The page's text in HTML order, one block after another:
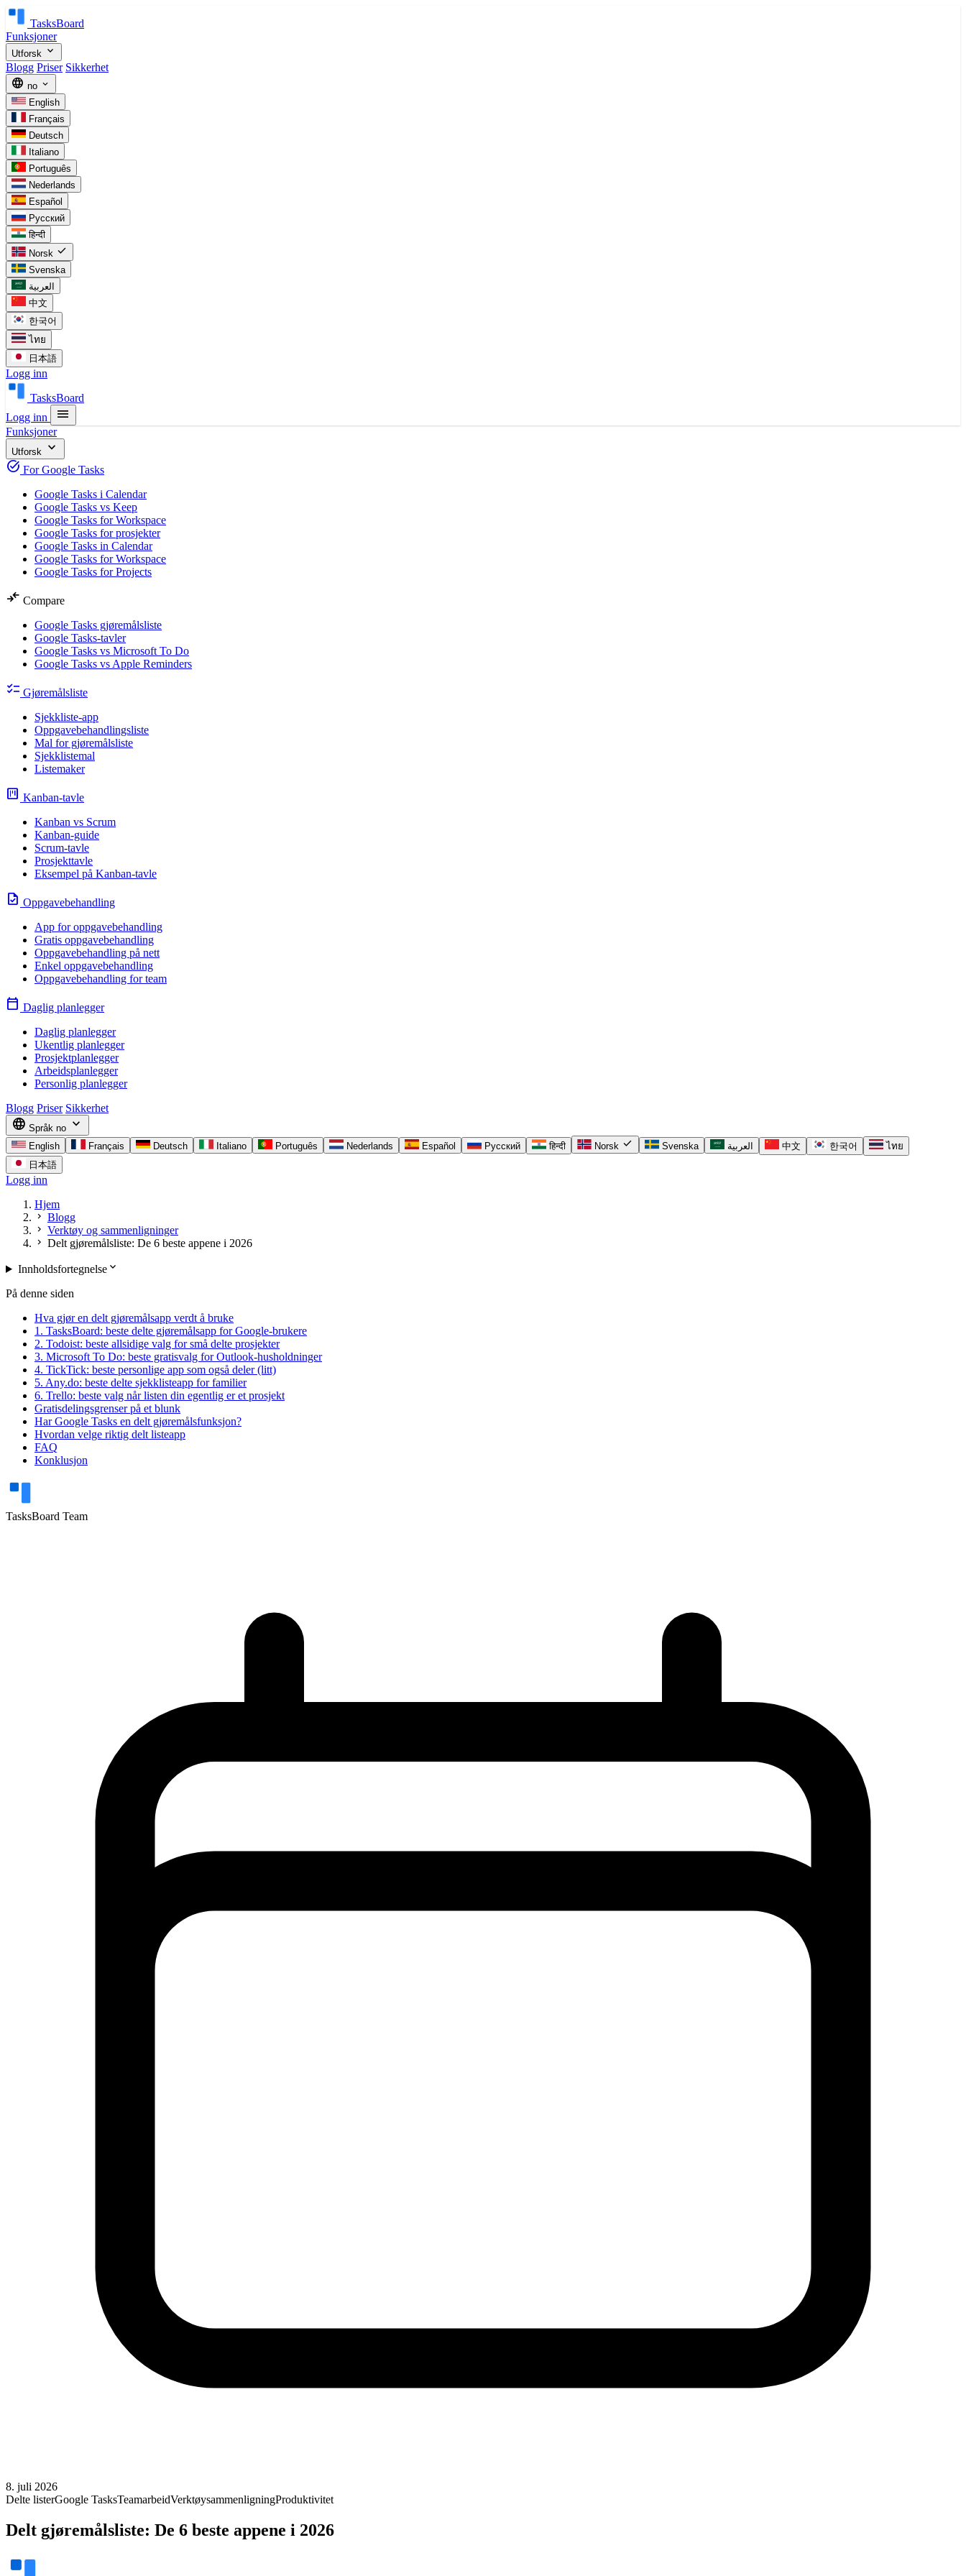
TasksBoard
Funksjoner
Utforsk expand_more
Blogg Priser Sikkerhet
language no expand_more
English
Français
Deutsch
Italiano
Português
Nederlands
Español
Русский
हिन्दी
Norsk check
Svenska
العربية
中文
한국어
ไทย
日本語
Logg inn
TasksBoard
Logg inn
menu
Funksjoner
Utforsk expand_more
task_alt For Google Tasks
Google Tasks i Calendar
Google Tasks vs Keep
Google Tasks for Workspace
Google Tasks for prosjekter
Google Tasks in Calendar
Google Tasks for Workspace
Google Tasks for Projects
compare_arrows Compare
Google Tasks gjøremålsliste
Google Tasks-tavler
Google Tasks vs Microsoft To Do
Google Tasks vs Apple Reminders
checklist Gjøremålsliste
Sjekkliste-app
Oppgavebehandlingsliste
Mal for gjøremålsliste
Sjekklistemal
Listemaker
view_kanban Kanban-tavle
Kanban vs Scrum
Kanban-guide
Scrum-tavle
Prosjekttavle
Eksempel på Kanban-tavle
task Oppgavebehandling
App for oppgavebehandling
Gratis oppgavebehandling
Oppgavebehandling på nett
Enkel oppgavebehandling
Oppgavebehandling for team
calendar_today Daglig planlegger
Daglig planlegger
Ukentlig planlegger
Prosjektplanlegger
Arbeidsplanlegger
Personlig planlegger
Blogg Priser Sikkerhet
language Språk no expand_more
English Français Deutsch Italiano Português Nederlands Español Русский हिन्दी Norsk check Svenska العربية 中文 한국어
ไทย
日本語
Logg inn
Hjem
chevron_right Blogg
chevron_right Verktøy og sammenligninger
chevron_right Delt gjøremålsliste: De 6 beste appene i 2026
Innholdsfortegnelseexpand_more
På denne siden
Hva gjør en delt gjøremålsapp verdt å bruke
1. TasksBoard: beste delte gjøremålsapp for Google-brukere
2. Todoist: beste allsidige valg for små delte prosjekter
3. Microsoft To Do: beste gratisvalg for Outlook-husholdninger
4. TickTick: beste personlige app som også deler (litt)
5. Any.do: beste delte sjekklisteapp for familier
6. Trello: beste valg når listen din egentlig er et prosjekt
Gratisdelingsgrenser på et blunk
Har Google Tasks en delt gjøremålsfunksjon?
Hvordan velge riktig delt listeapp
FAQ
Konklusjon
TasksBoard Team
8. juli 2026
Delte listerGoogle TasksTeamarbeidVerktøysammenligningProduktivitet
Delt gjøremålsliste: De 6 beste appene i 2026